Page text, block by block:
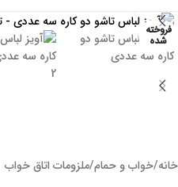
فروخته
شده
خانه/خواب و حمام/ملزومات اتاق خواب